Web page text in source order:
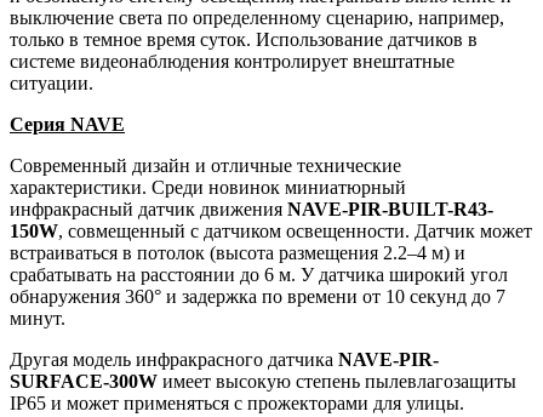
выключение света по определенному сценарию, например,
только в темное время суток. Использование датчиков в
системе видеонаблюдения контролирует внештатные
ситуации.
Серия NAVE
Современный дизайн и отличные технические
характеристики. Среди новинок миниатюрный
инфракрасный датчик движения NAVE-PIR-BUILT-R43-
150W, совмещенный с датчиком освещенности. Датчик может
встраиваться в потолок (высота размещения 2.2–4 м) и
срабатывать на расстоянии до 6 м. У датчика широкий угол
обнаружения 360° и задержка по времени от 10 секунд до 7
минут.
Другая модель инфракрасного датчика NAVE-PIR-
SURFACE-300W имеет высокую степень пылевлагозащиты
IP65 и может применяться с прожекторами для улицы.